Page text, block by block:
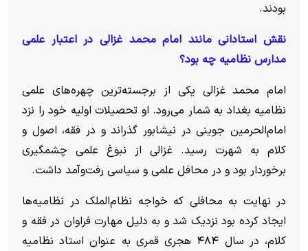
بودند.
نقش استادانی مانند امام محمد غزالی در اعتبار علمی
مدارس نظامیه چه بود؟
امام محمد غزالی یکی از برجسته‌ترین چهره‌های علمی
نظامیه بغداد به شمار می‌رود. او تحصیلات اولیه خود را نزد
امام‌الحرمین جوینی در نیشابور گذراند و در فقه، اصول و
کلام به شهرت رسید. غزالی از نبوغ علمی چشمگیری
برخوردار بود و در محافل علمی و سیاسی رفت‌وآمد داشت.
در نهایت به محافلی که خواجه نظام‌الملک در نظامیه‌ها
ایجاد کرده بود نزدیک شد و به دلیل مهارت فراوان در فقه و
کلام، در سال ۴۸۴ هجری قمری به عنوان استاد نظامیه